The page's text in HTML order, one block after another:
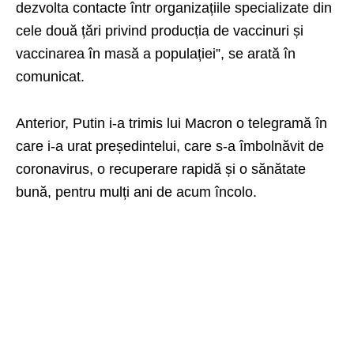
dezvolta contacte într organizațiile specializate din
cele două țări privind producția de vaccinuri și
vaccinarea în masă a populației”, se arată în
comunicat.
Anterior, Putin i-a trimis lui Macron o telegramă în
care i-a urat președintelui, care s-a îmbolnăvit de
coronavirus, o recuperare rapidă și o sănătate
bună, pentru mulți ani de acum încolo.